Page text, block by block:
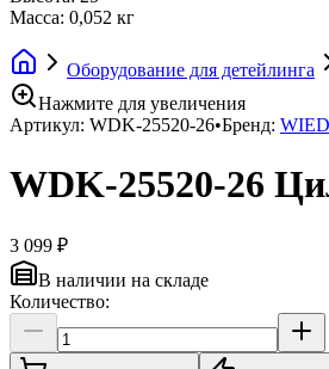
Масса: 0,052 кг
Оборудование для детейлинга
Нажмите для увеличения
Артикул: WDK-25520-26•Бренд:
WDK-25520-26
3 099 ₽
В наличии на складе
Количество: